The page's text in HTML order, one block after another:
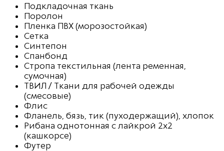
Подкладочная ткань
Поролон
Пленка ПВХ (морозостойкая)
Сетка
Синтепон
Спанбонд
Стропа текстильная (лента ременная,
сумочная)
ТВИЛ / Ткани для рабочей одежды
(смесовые)
Флис
Фланель, бязь, тик (пуходержащий), хлопок
Рибана однотонная с лайкрой 2х2
(кашкорсе)
Футер